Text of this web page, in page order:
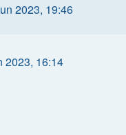
2023, 19:46
2023, 16:14